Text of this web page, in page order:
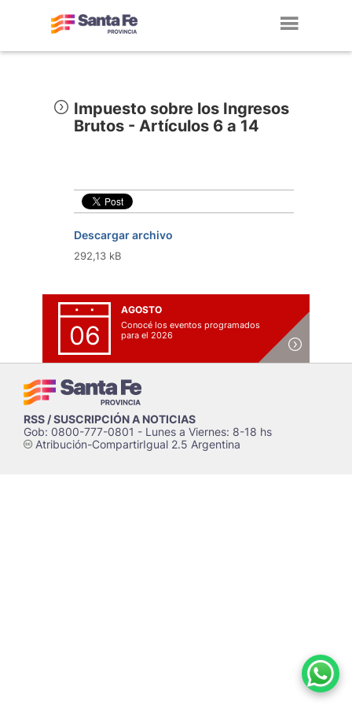
Impuesto sobre los Ingresos
Brutos - Artículos 6 a 14
Descargar archivo
292,13 kB
06
AGOSTO
Conocé los eventos programados
para el 2026
RSS / SUSCRIPCIÓN A NOTICIAS
Gob: 0800-777-0801 - Lunes a Viernes: 8-18 hs
cAtribución-CompartirIgual 2.5 Argentina